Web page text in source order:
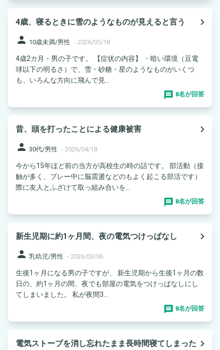
4歳、寝るときに雪のようなものが見えると言う
navigate_next
person 10歳未満/男性 - 2026/05/18
4歳2カ月・男の子です。 【症状の内容】 ・暗い環境（豆電
球以下の明るさ）で、雪・砂糖・星のようなものがいくつ
も、いろんな方向に飛んで見...
8名が回答
昔、頭を打ったことによる健康被害
navigate_next
person 30代/男性 - 2026/04/18
今から15年ほど前の当方が高校生の時の話です。 部活動（接
触が多く、プレー中に脳震盪などのもよく起こる部活です）
際に友人とふざけて取っ組み合いを...
8名が回答
新生児期に約1ヶ月間、夜の電気つけっぱなし
navigate_next
person 乳幼児/男性 - 2026/03/06
生後1ヶ月になる男の子ですが、 新生児期から生後1ヶ月の数
日の、約1ヶ月の間、夜でも部屋の電気をつけっぱなしにし
てしまいました。 私が夜間3...
8名が回答
電気ストーブを消し忘れたまま長時間寝てしまった navigate_next